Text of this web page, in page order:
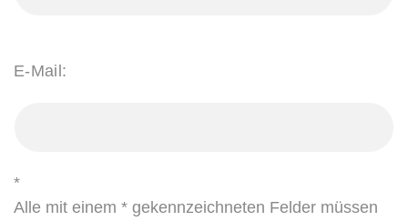
E-Mail:
*
Alle mit einem * gekennzeichneten Felder müssen